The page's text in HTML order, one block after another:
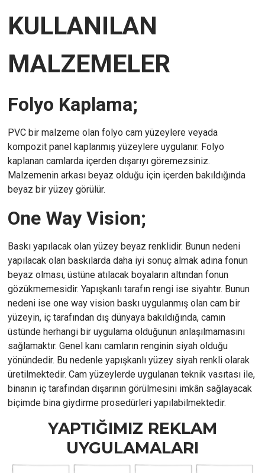
KULLANILAN
MALZEMELER
Folyo Kaplama;
PVC bir malzeme olan folyo cam yüzeylere veyada
kompozit panel kaplanmış yüzeylere uygulanır. Folyo
kaplanan camlarda içerden dışarıyı göremezsiniz.
Malzemenin arkası beyaz olduğu için içerden bakıldığında
beyaz bir yüzey görülür.
One Way Vision;
Baskı yapılacak olan yüzey beyaz renklidir. Bunun nedeni
yapılacak olan baskılarda daha iyi sonuç almak adına fonun
beyaz olması, üstüne atılacak boyaların altından fonun
gözükmemesidir. Yapışkanlı tarafın rengi ise siyahtır. Bunun
nedeni ise one way vision baskı uygulanmış olan cam bir
yüzeyin, iç tarafından dış dünyaya bakıldığında, camın
üstünde herhangi bir uygulama olduğunun anlaşılmamasını
sağlamaktır. Genel kanı camların renginin siyah olduğu
yönündedir. Bu nedenle yapışkanlı yüzey siyah renkli olarak
üretilmektedir. Cam yüzeylerde uygulanan teknik vasıtası ile,
binanın iç tarafından dışarının görülmesini imkân sağlayacak
biçimde bina giydirme prosedürleri yapılabilmektedir.
YAPTIĞIMIZ REKLAM
UYGULAMALARI